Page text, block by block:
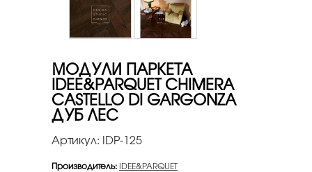
МОДУЛИ ПАРКЕТА
IDEE&PARQUET CHIMERA
CASTELLO DI GARGONZA
ДУБ ЛЕС
Артикул: IDP-125
Производитель: IDEE&PARQUET